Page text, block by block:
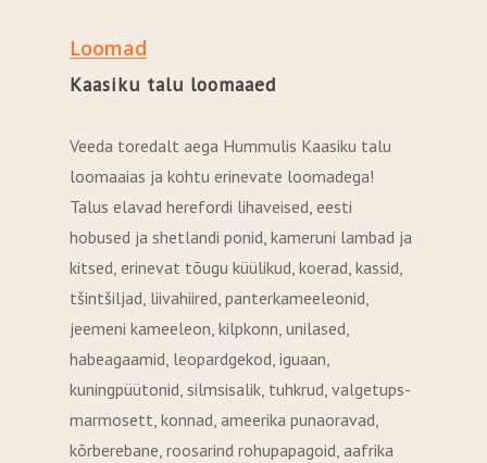
Loomad
Kaasiku talu loomaaed
Veeda toredalt aega Hummulis Kaasiku talu
loomaaias ja kohtu erinevate loomadega!
Talus elavad herefordi lihaveised, eesti
hobused ja shetlandi ponid, kameruni lambad ja
kitsed, erinevat tõugu küülikud, koerad, kassid,
tšintšiljad, liivahiired, panterkameeleonid,
jeemeni kameeleon, kilpkonn, unilased,
habeagaamid, leopardgekod, iguaan,
kuningpüütonid, silmsisalik, tuhkrud, valgetups-
marmosett, konnad, ameerika punaoravad,
kõrberebane, roosarind rohupapagoid, aafrika